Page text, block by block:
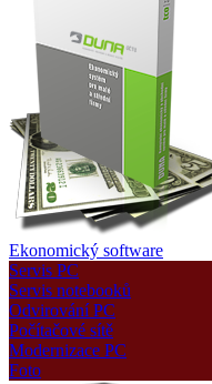
Ekonomický software
Servis PC
Servis notebooků
Odvirování PC
Počítačové sítě
Modernizace PC
Foto